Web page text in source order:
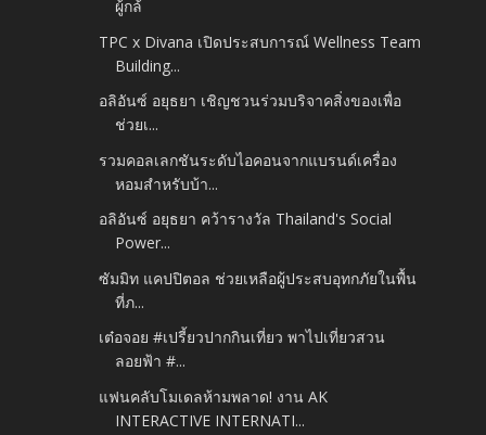
ผู้กล้
TPC x Divana เปิดประสบการณ์ Wellness Team
Building...
อลิอันซ์ อยุธยา เชิญชวนร่วมบริจาคสิ่งของเพื่อ
ช่วยเ...
รวมคอลเลกชันระดับไอคอนจากแบรนด์เครื่อง
หอมสำหรับบ้า...
อลิอันซ์ อยุธยา คว้ารางวัล Thailand's Social
Power...
ซัมมิท แคปปิตอล ช่วยเหลือผู้ประสบอุทกภัยในพื้น
ที่ภ...
เต๋อจอย #เปรี้ยวปากกินเที่ยว พาไปเที่ยวสวน
ลอยฟ้า #...
แฟนคลับโมเดลห้ามพลาด! งาน AK
INTERACTIVE INTERNATI...